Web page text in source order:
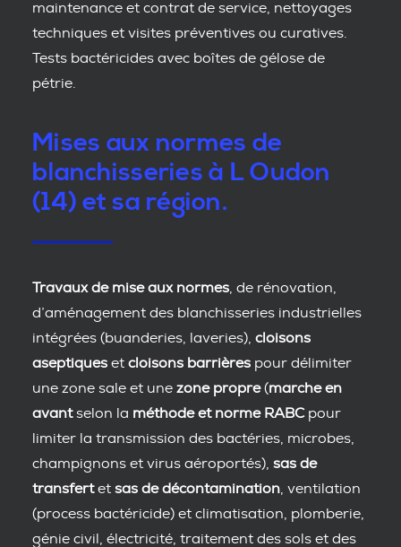
maintenance et contrat de service, nettoyages
techniques et visites préventives ou curatives.
Tests bactéricides avec boîtes de gélose de
pétrie.
Mises aux normes de
blanchisseries à L Oudon
(14) et sa région.
Travaux de mise aux normes , de rénovation,
d’aménagement des blanchisseries industrielles
intégrées (buanderies, laveries), cloisons
aseptiques et cloisons barrières pour délimiter
une zone sale et une zone propre(marche en
avantselon la méthode et norme RABCpour
limiter la transmission des bactéries, microbes,
champignons et virus aéroportés), sas de
transfertet sas de décontamination , ventilation
(process bactéricide) et climatisation, plomberie,
génie civil, électricité, traitement des sols et des